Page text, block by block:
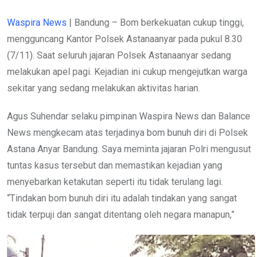
Waspira News | Bandung – Bom berkekuatan cukup tinggi,
mengguncang Kantor Polsek Astanaanyar pada pukul 8.30
(7/11). Saat seluruh jajaran Polsek Astanaanyar sedang
melakukan apel pagi. Kejadian ini cukup mengejutkan warga
sekitar yang sedang melakukan aktivitas harian.
Agus Suhendar selaku pimpinan Waspira News dan Balance
News mengkecam atas terjadinya bom bunuh diri di Polsek
Astana Anyar Bandung. Saya meminta jajaran Polri mengusut
tuntas kasus tersebut dan memastikan kejadian yang
menyebarkan ketakutan seperti itu tidak terulang lagi.
“Tindakan bom bunuh diri itu adalah tindakan yang sangat
tidak terpuji dan sangat ditentang oleh negara manapun,”